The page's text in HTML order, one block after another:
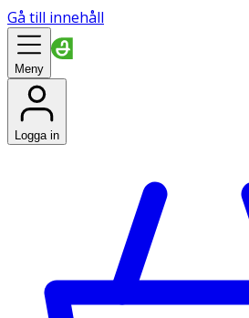
Gå till innehåll
Meny
Logga in